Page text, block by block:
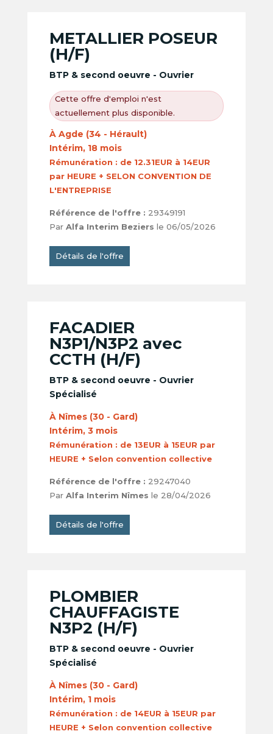
METALLIER POSEUR
(H/F)
BTP & second oeuvre - Ouvrier
Cette offre d'emploi n'est
actuellement plus disponible.
À Agde (34 - Hérault)
Intérim, 18 mois
Rémunération : de 12.31EUR à 14EUR
par HEURE + SELON CONVENTION DE
L'ENTREPRISE
Référence de l'offre : 29349191
Par Alfa Interim Beziers le 06/05/2026
Détails de l'offre
FACADIER
N3P1/N3P2 avec
CCTH (H/F)
BTP & second oeuvre - Ouvrier
Spécialisé
À Nîmes (30 - Gard)
Intérim, 3 mois
Rémunération : de 13EUR à 15EUR par
HEURE + Selon convention collective
Référence de l'offre : 29247040
Par Alfa Interim Nîmes le 28/04/2026
Détails de l'offre
PLOMBIER
CHAUFFAGISTE
N3P2 (H/F)
BTP & second oeuvre - Ouvrier
Spécialisé
À Nîmes (30 - Gard)
Intérim, 1 mois
Rémunération : de 14EUR à 15EUR par
HEURE + Selon convention collective